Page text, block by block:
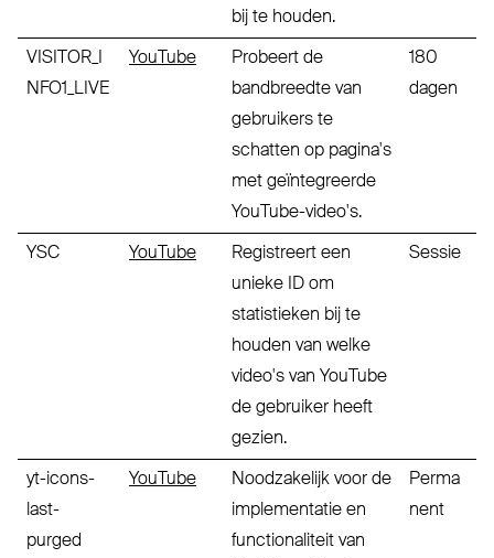
bij te houden.
VISITOR_I
NFO1_LIVE
YouTube
Probeert de
bandbreedte van
gebruikers te
schatten op pagina's
met geïntegreerde
YouTube-video's.
180
dagen
YSC YouTube
Registreert een
unieke ID om
statistieken bij te
houden van welke
video's van YouTube
de gebruiker heeft
gezien.
Sessie
yt-icons-
last-
purged
YouTube
Noodzakelijk voor de
implementatie en
functionaliteit van
Perma
nent